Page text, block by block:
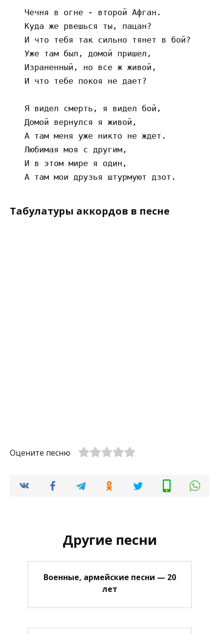
   Чечня в огне - второй Афган.
   Куда же рвешься ты, пацан?
   И что тебя так сильно тянет в бой?
   Уже там был, домой пришел,
   Израненный, но все ж живой,
   И что тебе покоя не дает?
   Я видел смерть, я видел бой,
   Домой вернулся я живой,
   А там меня уже никто не ждет.
   Любимая моя с другим,
   И в этом мире я один,
Табулатуры аккордов в песне
Оцените песню
Другие песни
Военные, армейские песни — 20
лет